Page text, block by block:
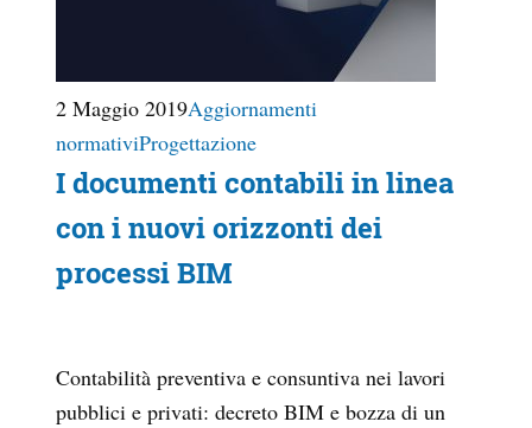
2 Maggio 2019Aggiornamenti
normativiProgettazione
I documenti contabili in linea
con i nuovi orizzonti dei
processi BIM
Contabilità preventiva e consuntiva nei lavori
pubblici e privati: decreto BIM e bozza di un